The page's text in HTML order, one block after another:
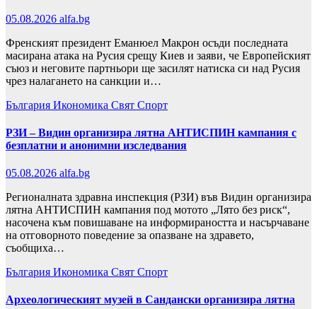
05.08.2026 alfa.bg
Френският президент Еманюел Макрон осъди последната
масирана атака на Русия срещу Киев и заяви, че Европейският
съюз и неговите партньори ще засилят натиска си над Русия
чрез налагането на санкции и…
България Икономика Свят Спорт
РЗИ – Видин организира лятна АНТИСПИН кампания с
безплатни и анонимни изследвания
05.08.2026 alfa.bg
Регионалната здравна инспекция (РЗИ) във Видин организира
лятна АНТИСПИН кампания под мотото „Лято без риск“,
насочена към повишаване на информираността и насърчаване
на отговорното поведение за опазване на здравето,
съобщиха…
България Икономика Свят Спорт
Археологическият музей в Сандански организира лятна